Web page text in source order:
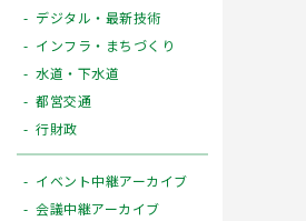
デジタル・最新技術
インフラ・まちづくり
水道・下水道
都営交通
行財政
イベント中継アーカイブ
会議中継アーカイブ